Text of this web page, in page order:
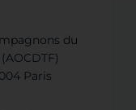
du
Paris